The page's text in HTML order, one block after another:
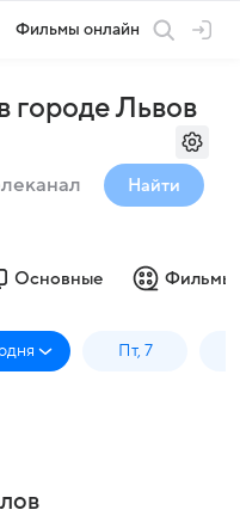
Фильмы онлайн
городе Львов
Найти
Основные Фильмы
Пт, 7